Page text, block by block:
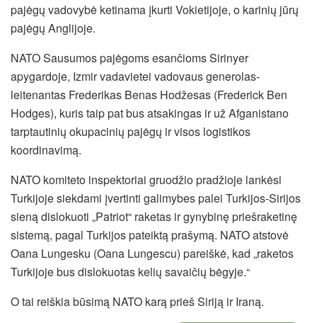
pajėgų vadovybė ketinama įkurti Vokietijoje, o karinių jūrų
pajėgų Anglijoje.
NATO Sausumos pajėgoms esančioms Sirinyer
apygardoje, Izmir vadavietei vadovaus generolas-
leitenantas Frederikas Benas Hodžesas (Frederick Ben
Hodges), kuris taip pat bus atsakingas ir už Afganistano
tarptautinių okupacinių pajėgų ir visos logistikos
koordinavimą.
NATO komiteto inspektoriai gruodžio pradžioje lankėsi
Turkijoje siekdami įvertinti galimybes palei Turkijos-Sirijos
sieną dislokuoti „Patriot“ raketas ir gynybinę priešraketinę
sistemą, pagal Turkijos pateiktą prašymą. NATO atstovė
Oana Lungesku (Oana Lungescu) pareiškė, kad „raketos
Turkijoje bus dislokuotas kelių savaičių bėgyje.“
O tai reiškia būsimą NATO karą prieš Siriją ir Iraną.